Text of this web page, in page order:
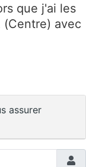
que j'ai les
(Centre) avec
assurer